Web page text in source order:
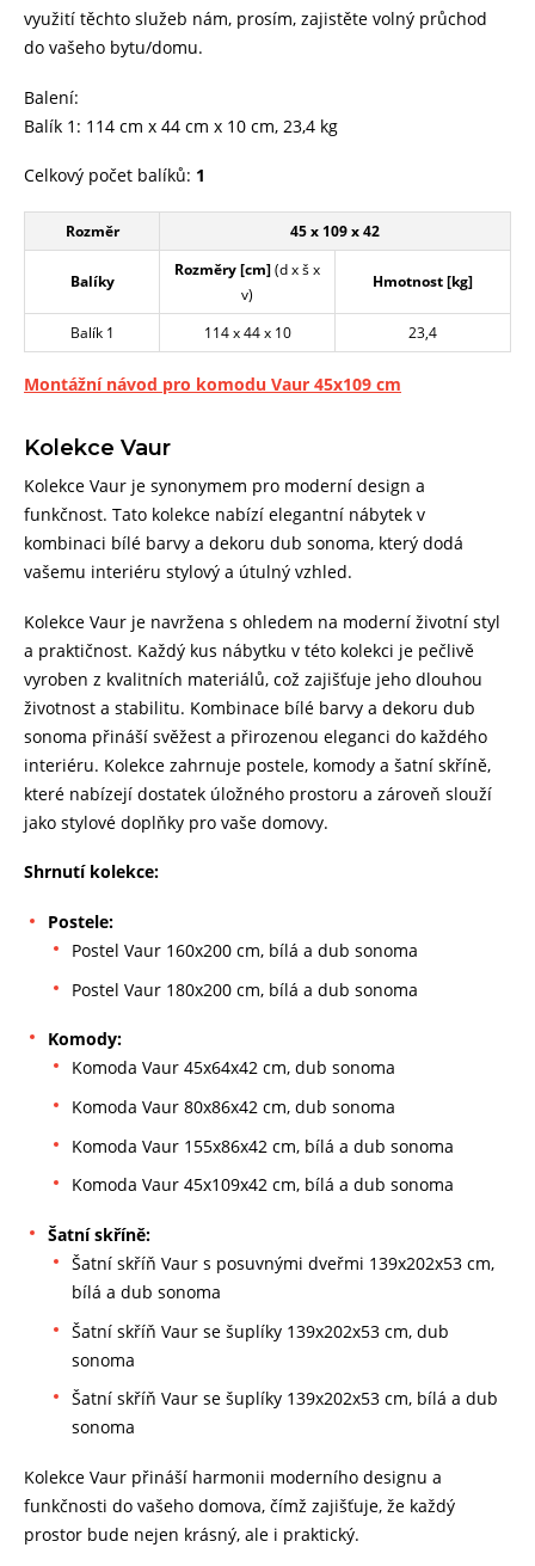
využití těchto služeb nám, prosím, zajistěte volný průchod
do vašeho bytu/domu.
Balení:
Balík 1: 114 cm x 44 cm x 10 cm, 23,4 kg
Celkový počet balíků: 1
Rozměr 45 x 109 x 42
Balíky
Rozměry [cm](d x š x
v)
Hmotnost [kg]
Balík 1 114 x 44 x 10 23,4
Montážní návod pro komodu Vaur 45x109 cm
Kolekce Vaur
Kolekce Vaur je synonymem pro moderní design a
funkčnost. Tato kolekce nabízí elegantní nábytek v
kombinaci bílé barvy a dekoru dub sonoma, který dodá
vašemu interiéru stylový a útulný vzhled.
Kolekce Vaur je navržena s ohledem na moderní životní styl
a praktičnost. Každý kus nábytku v této kolekci je pečlivě
vyroben z kvalitních materiálů, což zajišťuje jeho dlouhou
životnost a stabilitu. Kombinace bílé barvy a dekoru dub
sonoma přináší svěžest a přirozenou eleganci do každého
interiéru. Kolekce zahrnuje postele, komody a šatní skříně,
které nabízejí dostatek úložného prostoru a zároveň slouží
jako stylové doplňky pro vaše domovy.
Shrnutí kolekce:
Postele:
Postel Vaur 160x200 cm, bílá a dub sonoma
Postel Vaur 180x200 cm, bílá a dub sonoma
Komody:
Komoda Vaur 45x64x42 cm, dub sonoma
Komoda Vaur 80x86x42 cm, dub sonoma
Komoda Vaur 155x86x42 cm, bílá a dub sonoma
Komoda Vaur 45x109x42 cm, bílá a dub sonoma
Šatní skříně:
Šatní skříň Vaur s posuvnými dveřmi 139x202x53 cm,
bílá a dub sonoma
Šatní skříň Vaur se šuplíky 139x202x53 cm, dub
sonoma
Šatní skříň Vaur se šuplíky 139x202x53 cm, bílá a dub
sonoma
Kolekce Vaur přináší harmonii moderního designu a
funkčnosti do vašeho domova, čímž zajišťuje, že každý
prostor bude nejen krásný, ale i praktický.